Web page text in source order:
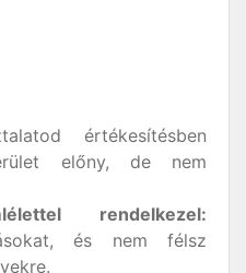
értékesítésben
előny, de nem
rendelkezel:
és nem félsz